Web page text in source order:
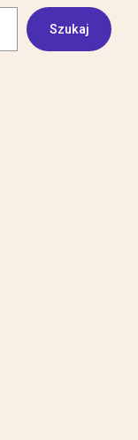
Szukaj